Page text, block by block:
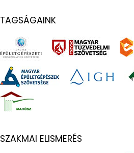
TAGSÁGAINK
SZAKMAI ELISMERÉS